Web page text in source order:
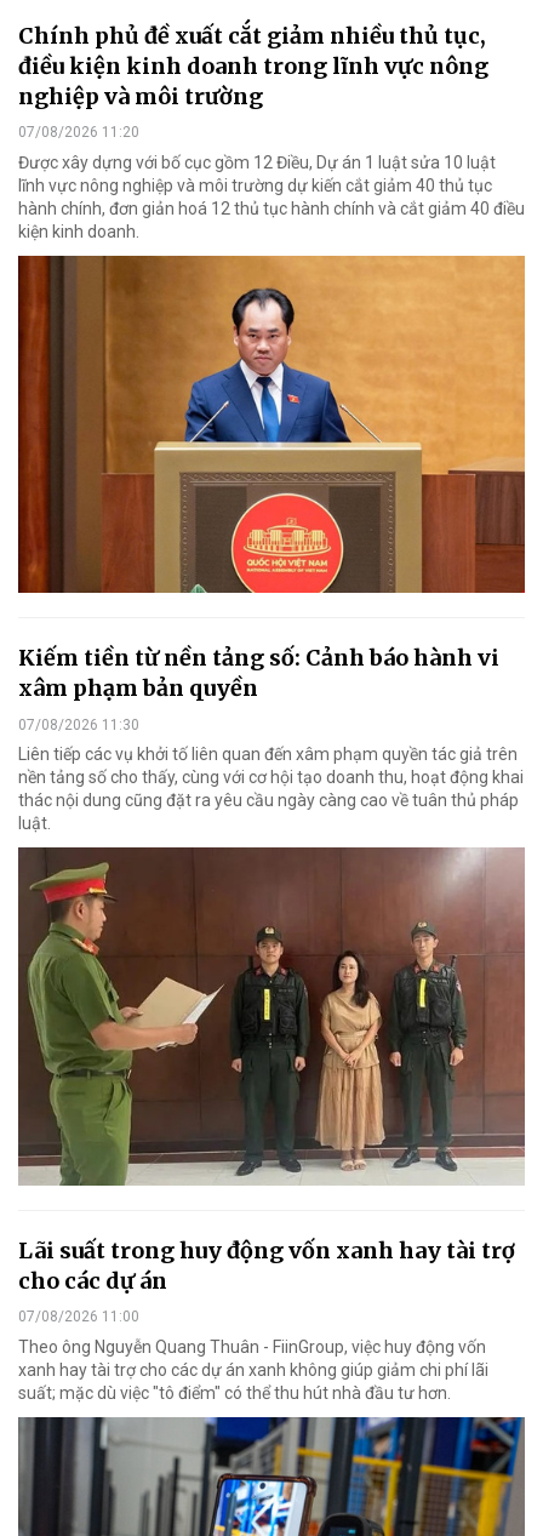
Chính phủ đề xuất cắt giảm nhiều thủ tục,
điều kiện kinh doanh trong lĩnh vực nông
nghiệp và môi trường
07/08/2026 11:20
Được xây dựng với bố cục gồm 12 Điều, Dự án 1 luật sửa 10 luật
lĩnh vực nông nghiệp và môi trường dự kiến cắt giảm 40 thủ tục
hành chính, đơn giản hoá 12 thủ tục hành chính và cắt giảm 40 điều
kiện kinh doanh.
Kiếm tiền từ nền tảng số: Cảnh báo hành vi
xâm phạm bản quyền
07/08/2026 11:30
Liên tiếp các vụ khởi tố liên quan đến xâm phạm quyền tác giả trên
nền tảng số cho thấy, cùng với cơ hội tạo doanh thu, hoạt động khai
thác nội dung cũng đặt ra yêu cầu ngày càng cao về tuân thủ pháp
luật.
Lãi suất trong huy động vốn xanh hay tài trợ
cho các dự án
07/08/2026 11:00
Theo ông Nguyễn Quang Thuân - FiinGroup, việc huy động vốn
xanh hay tài trợ cho các dự án xanh không giúp giảm chi phí lãi
suất; mặc dù việc "tô điểm" có thể thu hút nhà đầu tư hơn.